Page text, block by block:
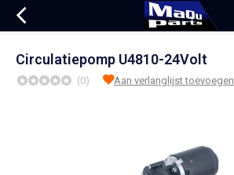
Circulatiepomp U4810-24Volt
(0) Aan verlanglijst toevoegen